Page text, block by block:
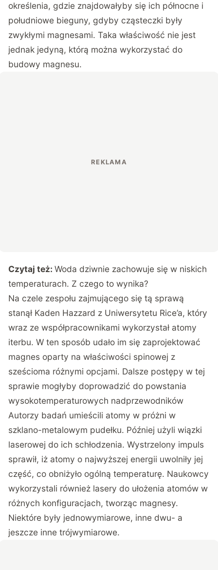
określenia, gdzie znajdowałyby się ich północne i
południowe bieguny, gdyby cząsteczki były
zwykłymi magnesami. Taka właściwość nie jest
jednak jedyną, którą można wykorzystać do
budowy magnesu.
Czytaj też:Woda dziwnie zachowuje się w niskich
temperaturach. Z czego to wynika?
Na czele zespołu zajmującego się tą sprawą
stanął Kaden Hazzard z Uniwersytetu Rice’a, który
wraz ze współpracownikami wykorzystał atomy
iterbu. W ten sposób udało im się zaprojektować
magnes oparty na właściwości spinowej z
sześcioma różnymi opcjami. Dalsze postępy w tej
sprawie mogłyby doprowadzić do powstania
wysokotemperaturowych nadprzewodników
Autorzy badań umieścili atomy w próżni w
szklano-metalowym pudełku. Później użyli wiązki
laserowej do ich schłodzenia. Wystrzelony impuls
sprawił, iż atomy o najwyższej energii uwolniły jej
część, co obniżyło ogólną temperaturę. Naukowcy
wykorzystali również lasery do ułożenia atomów w
różnych konfiguracjach, tworząc magnesy.
Niektóre były jednowymiarowe, inne dwu- a
jeszcze inne trójwymiarowe.